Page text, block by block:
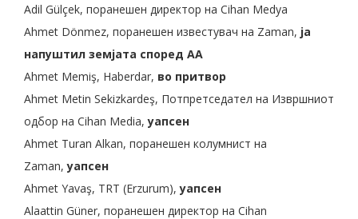
Adil Gülçek, поранешен директор на Cihan Medya
Ahmet Dönmez, поранешен известувач на Zaman, ја
напуштил земјата според AA
Ahmet Memiş, Haberdar, во притвор
Ahmet Metin Sekizkardeş, Потпретседател на Извршниот
одбор на Cihan Media,уапсен
Ahmet Turan Alkan, поранешен колумнист на
Zaman,уапсен
Ahmet Yavaş, TRT (Erzurum),уапсен
Alaattin Güner, поранешен директор на Cihan